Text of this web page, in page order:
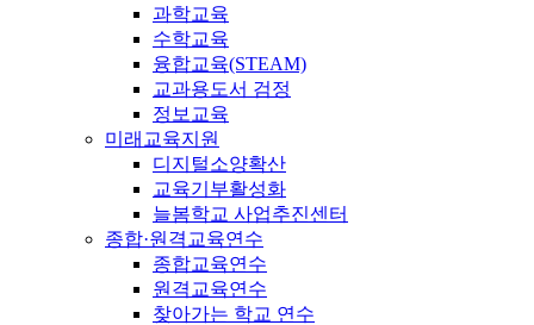
과학교육
수학교육
융합교육(STEAM)
교과용도서 검정
정보교육
미래교육지원
디지털소양확산
교육기부활성화
늘봄학교 사업추진센터
종합·원격교육연수
종합교육연수
원격교육연수
찾아가는 학교 연수